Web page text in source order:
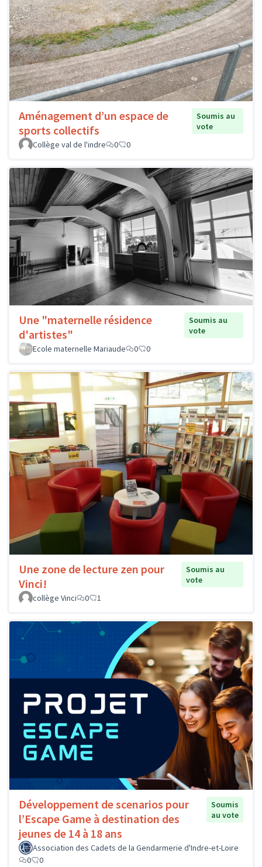
Aménagement d’un espace de
sports collectifs
Soumis au
vote
Collège val de l'indre
0 0
Une "maternelle résidence
d'artistes"
Soumis au
vote
Ecole maternelle Mariaude
0 0
Une zone de lecture zen pour
Vinci!
Soumis au
vote
collège Vinci
0 1
Développement de scenarios pour
l’Escape Game à destination des
jeunes de 14 à 18 ans
Soumis
au vote
Association des Cadets de la Gendarmerie d'Indre-et-Loire
0
0